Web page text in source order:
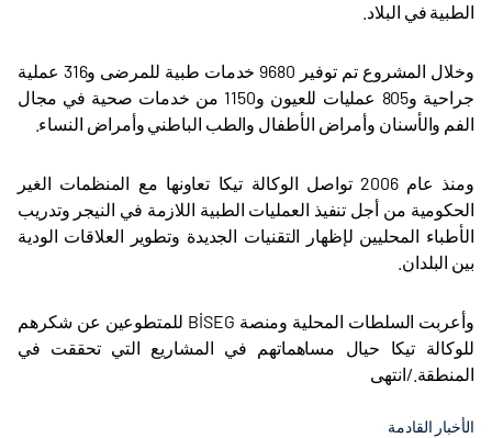
الطبية في البلاد.
وخلال المشروع تم توفير 9680 خدمات طبية للمرضى و316 عملية
جراحية و805 عمليات للعيون و1150 من خدمات صحية في مجال
الفم والأسنان وأمراض الأطفال والطب الباطني وأمراض النساء.
ومنذ عام 2006 تواصل الوكالة تيكا تعاونها مع المنظمات الغير
الحكومية من أجل تنفيذ العمليات الطبية اللازمة في النيجر وتدريب
الأطباء المحليين لإظهار التقنيات الجديدة وتطوير العلاقات الودية
بين البلدان.
وأعربت السلطات المحلية ومنصة BİSEG للمتطوعين عن شكرهم
للوكالة تيكا حيال مساهماتهم في المشاريع التي تحققت في
المنطقة./انتهى
الأخبار القادمة